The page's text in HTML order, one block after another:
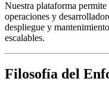
Nuestra plataforma
operaciones y
despliegue y
escalables.
Filosofía del